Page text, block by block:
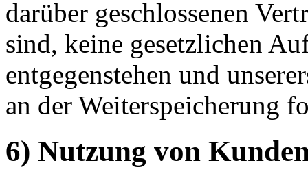
darüber geschlossenen
sind, keine gesetzlichen
entgegenstehen und
an der Weiterspeicherung
6) Nutzung von